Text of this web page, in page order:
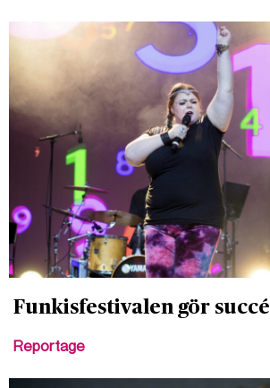
Funkisfestivalen gör succé
Reportage